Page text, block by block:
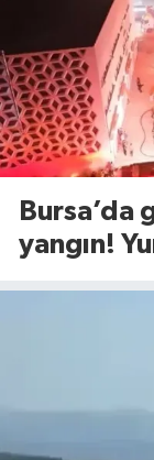
Bursa’da
yangın!